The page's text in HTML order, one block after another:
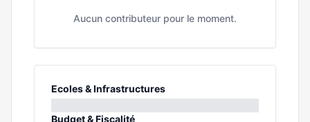
Aucun contributeur pour le moment.
Ecoles & Infrastructures
0%
Budget & Fiscalité